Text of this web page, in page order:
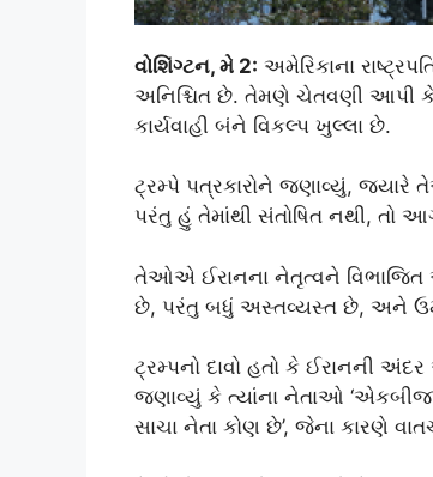
વોશિંગ્ટન, મે 2: અમેરિકાના
અનિશ્ચિત છે. તેમણે ચેતવણી આપી કે
કાર્યવાહી બંને વિકલ્પ ખુલ્લા છે.
ટ્રમ્પે પત્રકારોને જણાવ્યું, જ્યારે
પરંતુ હું તેમાંથી સંતોષિત નથી, તો
તેઓએ ઈરાનના નેતૃત્વને
છે, પરંતુ બધું અસ્તવ્યસ્ત છે, અને
ટ્રમ્પનો દાવો હતો કે ઈરાનની
જણાવ્યું કે ત્યાંના નેતાઓ
સાચા નેતા કોણ છે’, જેના કારણે